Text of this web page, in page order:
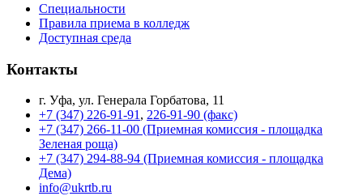
Специальности
Правила приема в колледж
Доступная среда
Контакты
г. Уфа, ул. Генерала Горбатова, 11
+7 (347) 226-91-91 , 226-91-90 (факс)
+7 (347) 266-11-00 (Приемная комиссия - площадка
Зеленая роща)
+7 (347) 294-88-94 (Приемная комиссия - площадка
Дема)
info@ukrtb.ru